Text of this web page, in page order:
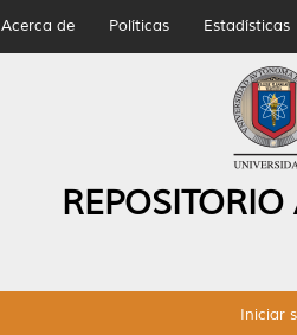
Acerca de Políticas Estadísticas
Iniciar